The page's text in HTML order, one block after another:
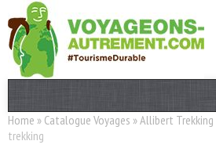
Actualités
Home » Catalogue Voyages »Allibert Trekking
trekking